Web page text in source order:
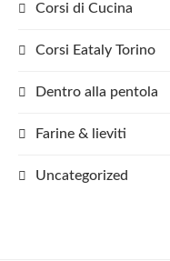
Corsi di Cucina
Corsi Eataly Torino
Dentro alla pentola
Farine & lieviti
Uncategorized